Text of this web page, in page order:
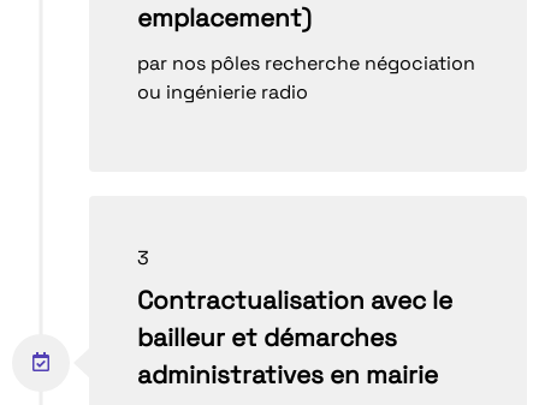
emplacement)
par nos pôles recherche négociation
ou ingénierie radio
3
Contractualisation avec le
bailleur et démarches
administratives en mairie